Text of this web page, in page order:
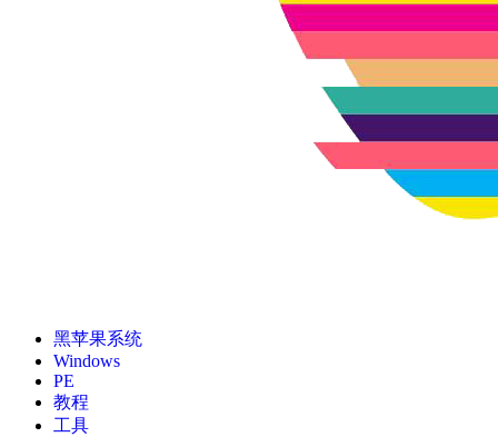
黑苹果系统
Windows
PE
教程
工具